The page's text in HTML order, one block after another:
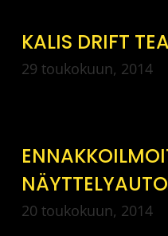
KALIS DRIFT
29 toukokuun, 2014
20 toukokuun, 2014